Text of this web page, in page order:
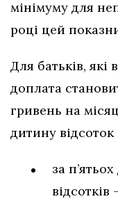
мінімуму для
році цей
Для батьків, які
доплата
гривень на
дитину відсоток
за